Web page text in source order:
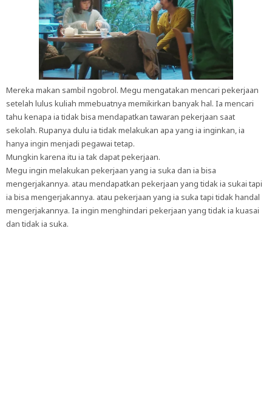
Mereka makan sambil ngobrol. Megu mengatakan mencari pekerjaan
setelah lulus kuliah mmebuatnya memikirkan banyak hal. Ia mencari
tahu kenapa ia tidak bisa mendapatkan tawaran pekerjaan saat
sekolah. Rupanya dulu ia tidak melakukan apa yang ia inginkan, ia
hanya ingin menjadi pegawai tetap.
Mungkin karena itu ia tak dapat pekerjaan.
Megu ingin melakukan pekerjaan yang ia suka dan ia bisa
mengerjakannya. atau mendapatkan pekerjaan yang tidak ia sukai tapi
ia bisa mengerjakannya. atau pekerjaan yang ia suka tapi tidak handal
mengerjakannya. Ia ingin menghindari pekerjaan yang tidak ia kuasai
dan tidak ia suka.